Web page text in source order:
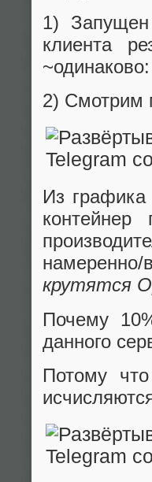
1) Запущен
клиента
2) Смотрим
Из
крутятся
Почему
данного
Потому